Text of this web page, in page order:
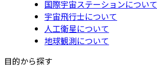
国際宇宙ステーションについて
宇宙飛行士について
人工衛星について
地球観測について
目的から探す